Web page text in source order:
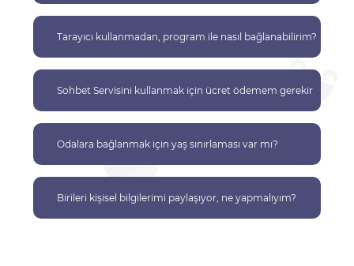
Tarayıcı kullanmadan, program ile nasıl bağlanabilirim?
Sohbet Servisini kullanmak için ücret ödemem gerekir
Odalara bağlanmak için yaş sınırlaması var mı?
Birileri kişisel bilgilerimi paylaşıyor, ne yapmalıyım?